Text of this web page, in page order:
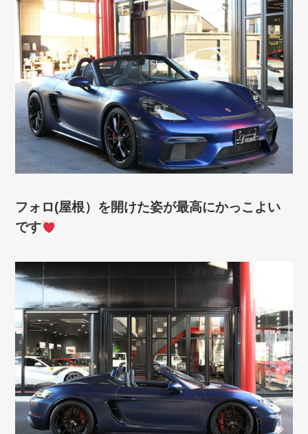
フォロ(屋根）を開けた姿が最高にかっこよい
です